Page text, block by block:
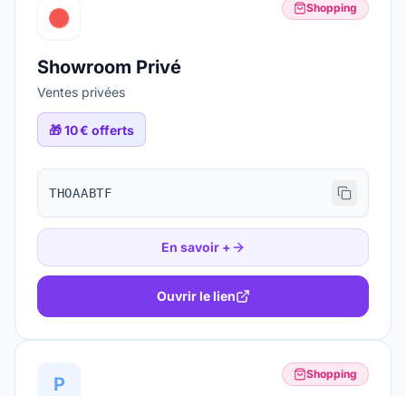
Shopping
Showroom Privé
Ventes privées
🎁10 € offerts
THOAABTF
En savoir +
Ouvrir le lien
P Shopping